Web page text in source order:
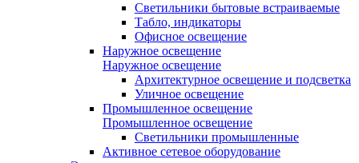
Светильники бытовые встраиваемые
Табло, индикаторы
Офисное освещение
Наружное освещение
Наружное освещение
Архитектурное освещение и подсветка
Уличное освещение
Промышленное освещение
Промышленное освещение
Светильники промышленные
Активное сетевое оборудование